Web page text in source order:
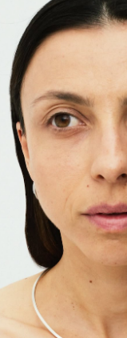
Vi kunne ikke finde den